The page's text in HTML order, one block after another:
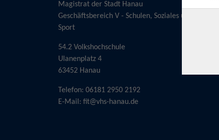
Magistrat der Stadt Hanau
Geschäftsbereich V - Schulen, Soziales und
Sport
54.2 Volkshochschule
Ulanenplatz 4
63452 Hanau
Telefon: 06181 2950 2192
E-Mail: fit@vhs-hanau.de